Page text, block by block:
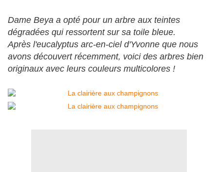
Dame Beya a opté pour un arbre aux teintes
dégradées qui ressortent sur sa toile bleue.
Après l'eucalyptus arc-en-ciel d'Yvonne que nous
avons découvert récemment, voici des arbres bien
originaux avec leurs couleurs multicolores !